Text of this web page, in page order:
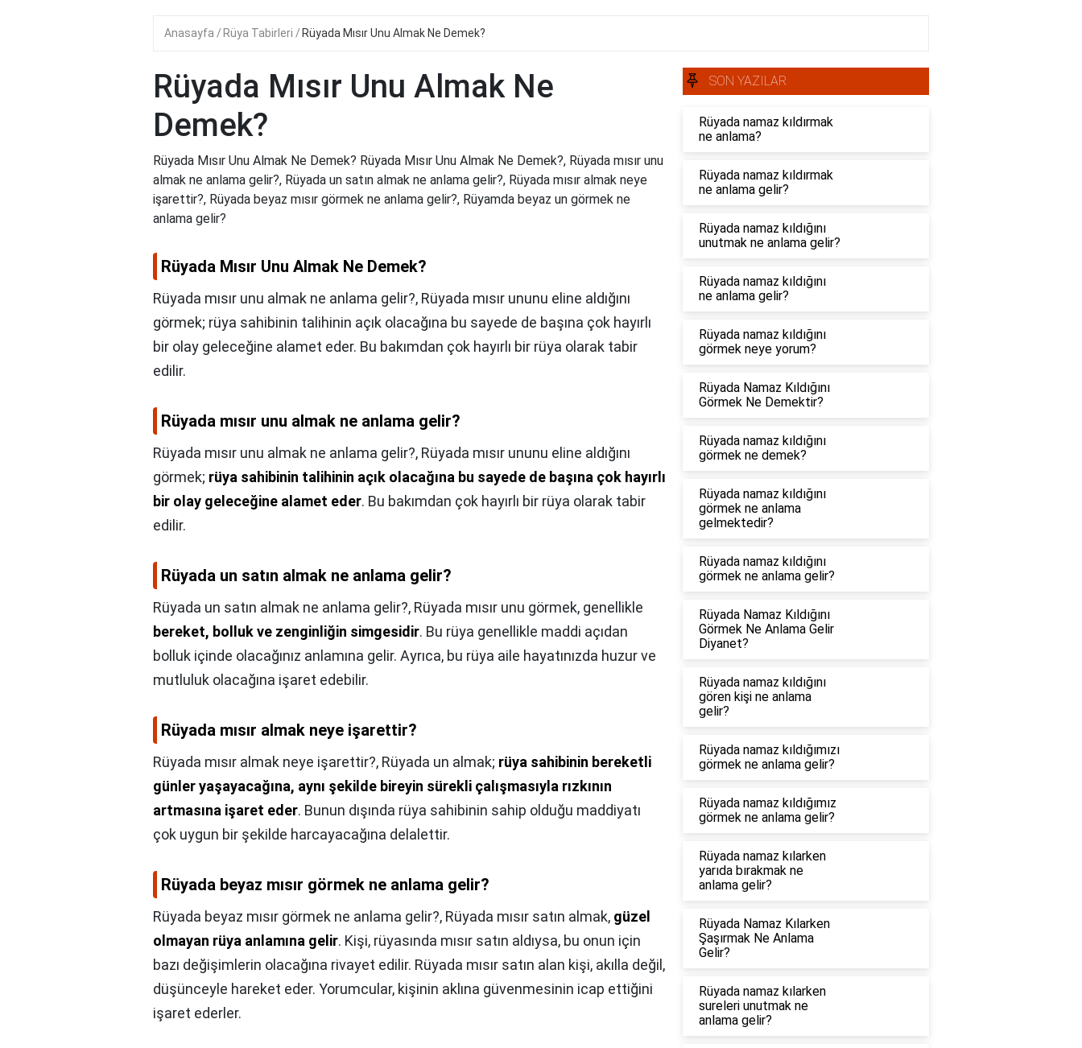
Anasayfa Rüya Tabirleri Rüyada Mısır Unu Almak Ne Demek?
Rüyada Mısır Unu Almak Ne
Demek?
Rüyada Mısır Unu Almak Ne Demek? Rüyada Mısır Unu Almak Ne Demek?, Rüyada mısır unu
almak ne anlama gelir?, Rüyada un satın almak ne anlama gelir?, Rüyada mısır almak neye
işarettir?, Rüyada beyaz mısır görmek ne anlama gelir?, Rüyamda beyaz un görmek ne
anlama gelir?
Rüyada Mısır Unu Almak Ne Demek?
Rüyada mısır unu almak ne anlama gelir?, Rüyada mısır ununu eline aldığını
görmek; rüya sahibinin talihinin açık olacağına bu sayede de başına çok hayırlı
bir olay geleceğine alamet eder. Bu bakımdan çok hayırlı bir rüya olarak tabir
edilir.
Rüyada mısır unu almak ne anlama gelir?
Rüyada mısır unu almak ne anlama gelir?, Rüyada mısır ununu eline aldığını
görmek; rüya sahibinin talihinin açık olacağına bu sayede de başına çok hayırlı
bir olay geleceğine alamet eder. Bu bakımdan çok hayırlı bir rüya olarak tabir
edilir.
Rüyada un satın almak ne anlama gelir?
Rüyada un satın almak ne anlama gelir?, Rüyada mısır unu görmek, genellikle
bereket, bolluk ve zenginliğin simgesidir. Bu rüya genellikle maddi açıdan
bolluk içinde olacağınız anlamına gelir. Ayrıca, bu rüya aile hayatınızda huzur ve
mutluluk olacağına işaret edebilir.
Rüyada mısır almak neye işarettir?
Rüyada mısır almak neye işarettir?, Rüyada un almak; rüya sahibinin bereketli
günler yaşayacağına, aynı şekilde bireyin sürekli çalışmasıyla rızkının
artmasına işaret eder. Bunun dışında rüya sahibinin sahip olduğu maddiyatı
çok uygun bir şekilde harcayacağına delalettir.
Rüyada beyaz mısır görmek ne anlama gelir?
Rüyada beyaz mısır görmek ne anlama gelir?, Rüyada mısır satın almak, güzel
olmayan rüya anlamına gelir. Kişi, rüyasında mısır satın aldıysa, bu onun için
bazı değişimlerin olacağına rivayet edilir. Rüyada mısır satın alan kişi, akılla değil,
düşünceyle hareket eder. Yorumcular, kişinin aklına güvenmesinin icap ettiğini
işaret ederler.
SON YAZILAR
Rüyada namaz kıldırmak
ne anlama?
Rüyada namaz kıldırmak
ne anlama gelir?
Rüyada namaz kıldığını
unutmak ne anlama gelir?
Rüyada namaz kıldığını
ne anlama gelir?
Rüyada namaz kıldığını
görmek neye yorum?
Rüyada Namaz Kıldığını
Görmek Ne Demektir?
Rüyada namaz kıldığını
görmek ne demek?
Rüyada namaz kıldığını
görmek ne anlama
gelmektedir?
Rüyada namaz kıldığını
görmek ne anlama gelir?
Rüyada Namaz Kıldığını
Görmek Ne Anlama Gelir
Diyanet?
Rüyada namaz kıldığını
gören kişi ne anlama
gelir?
Rüyada namaz kıldığımızı
görmek ne anlama gelir?
Rüyada namaz kıldığımız
görmek ne anlama gelir?
Rüyada namaz kılarken
yarıda bırakmak ne
anlama gelir?
Rüyada Namaz Kılarken
Şaşırmak Ne Anlama
Gelir?
Rüyada namaz kılarken
sureleri unutmak ne
anlama gelir?